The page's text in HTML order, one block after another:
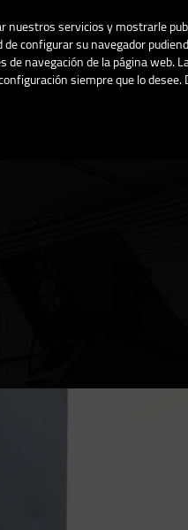
servicios y mostrarle
configurar su navegador
navegación de la página web.
siempre que lo
Blancanieves
02005